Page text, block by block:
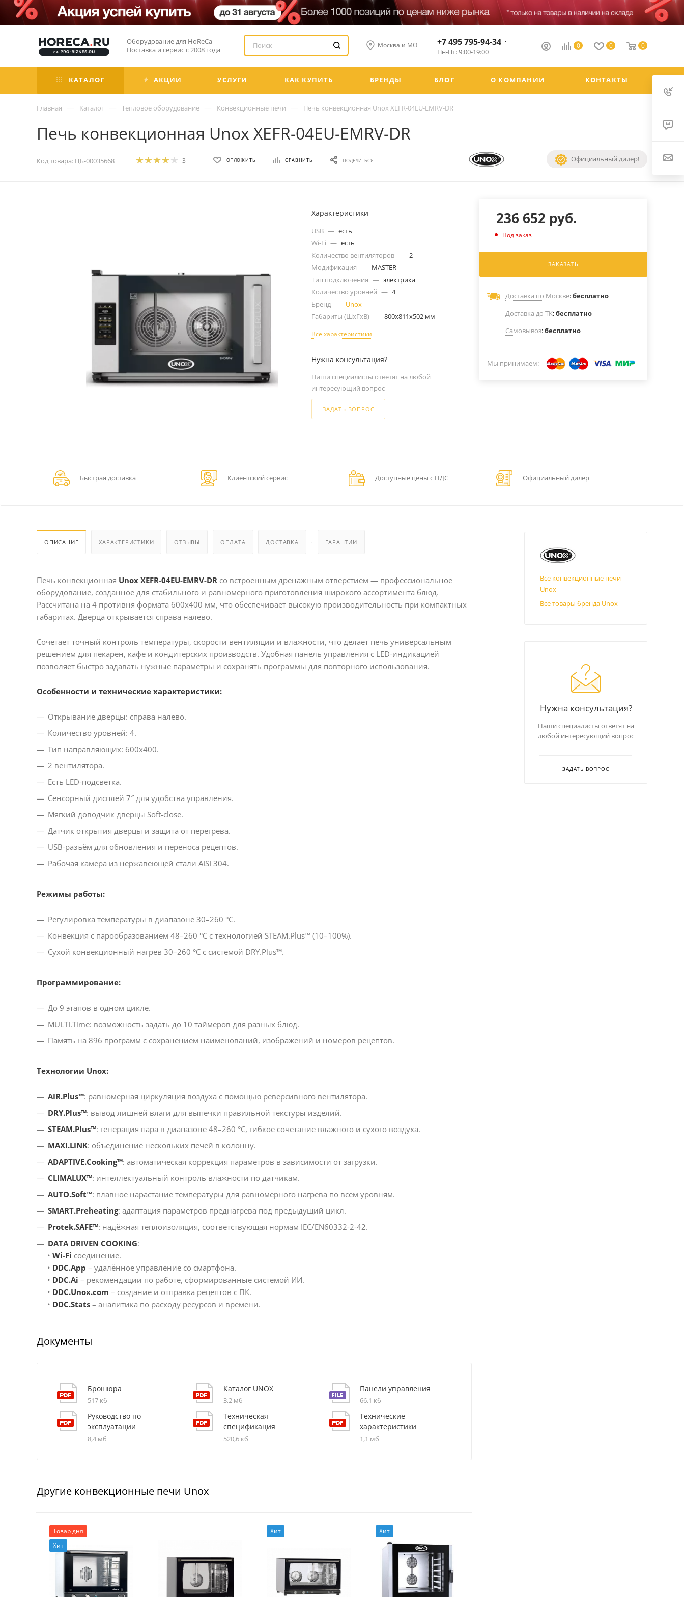
Оборудование для HoReCa
Поставка и сервис с 2008 года
Москва и МО 0 0 0
+7 495 795-94-34
Пн-Пт: 9:00-19:00
КАТАЛОГ АКЦИИ УСЛУГИ КАК КУПИТЬ БРЕНДЫ БЛОГ О КОМПАНИИ КОНТАКТЫ
Главная — Каталог — Тепловое оборудование — Конвекционные печи — Печь конвекционная Unox XEFR-04EU-EMRV-DR
Печь конвекционная Unox XEFR-04EU-EMRV-DR
Код товара: ЦБ-00035668 3 ОТЛОЖИТЬ СРАВНИТЬ ПОДЕЛИТЬСЯ Официальный дилер!
Характеристики
USB — есть
Wi-Fi — есть
Количество вентиляторов — 2
Модификация — MASTER
Тип подключения — электрика
Количество уровней — 4
Бренд — Unox
Габариты (ШxГxВ) — 800x811x502 мм
Все характеристики
Нужна консультация?
Наши специалисты ответят на любой
интересующий вопрос
ЗАДАТЬ ВОПРОС
236 652 руб.
Под заказ
ЗАКАЗАТЬ
Доставка по Москве:бесплатно
Доставка до ТК:бесплатно
Самовывоз:бесплатно
Мы принимаем:
Быстрая доставка Клиентский сервис Доступные цены с НДС Официальный дилер
ОПИСАНИЕ ХАРАКТЕРИСТИКИ ОТЗЫВЫ ОПЛАТА ДОСТАВКА ГАРАНТИИ
Печь конвекционная Unox XEFR-04EU-EMRV-DR со встроенным дренажным отверстием — профессиональное
оборудование, созданное для стабильного и равномерного приготовления широкого ассортимента блюд.
Рассчитана на 4 противня формата 600х400 мм, что обеспечивает высокую производительность при компактных
габаритах. Дверца открывается справа налево.
Сочетает точный контроль температуры, скорости вентиляции и влажности, что делает печь универсальным
решением для пекарен, кафе и кондитерских производств. Удобная панель управления с LED-индикацией
позволяет быстро задавать нужные параметры и сохранять программы для повторного использования.
Особенности и технические характеристики:
Открывание дверцы: справа налево.
Количество уровней: 4.
Тип направляющих: 600х400.
2 вентилятора.
Есть LED-подсветка.
Сенсорный дисплей 7″ для удобства управления.
Мягкий доводчик дверцы Soft-close.
Датчик открытия дверцы и защита от перегрева.
USB-разъём для обновления и переноса рецептов.
Рабочая камера из нержавеющей стали AISI 304.
Режимы работы:
Регулировка температуры в диапазоне 30–260 °C.
Конвекция с парообразованием 48–260 °C с технологией STEAM.Plus™ (10–100%).
Сухой конвекционный нагрев 30–260 °C с системой DRY.Plus™.
Программирование:
До 9 этапов в одном цикле.
MULTI.Time: возможность задать до 10 таймеров для разных блюд.
Память на 896 программ с сохранением наименований, изображений и номеров рецептов.
Технологии Unox:
AIR.Plus™: равномерная циркуляция воздуха с помощью реверсивного вентилятора.
DRY.Plus™: вывод лишней влаги для выпечки правильной текстуры изделий.
STEAM.Plus™: генерация пара в диапазоне 48–260 °C, гибкое сочетание влажного и сухого воздуха.
MAXI.LINK: объединение нескольких печей в колонну.
ADAPTIVE.Cooking™: автоматическая коррекция параметров в зависимости от загрузки.
CLIMALUX™: интеллектуальный контроль влажности по датчикам.
AUTO.Soft™: плавное нарастание температуры для равномерного нагрева по всем уровням.
SMART.Preheating: адаптация параметров преднагрева под предыдущий цикл.
Protek.SAFE™: надёжная теплоизоляция, соответствующая нормам IEC/EN60332-2-42.
DATA DRIVEN COOKING:
• Wi-Fi соединение.
• DDC.App – удалённое управление со смартфона.
• DDC.Ai – рекомендации по работе, сформированные системой ИИ.
• DDC.Unox.com – создание и отправка рецептов с ПК.
• DDC.Stats – аналитика по расходу ресурсов и времени.
Документы
Брошюра
517 кб
Каталог UNOX
3,2 мб
Панели управления
66,1 кб
Руководство по
эксплуатации
8,4 мб
Техническая
спецификация
520,6 кб
Технические
характеристики
1,1 мб
Другие конвекционные печи Unox
Товар дня
Хит
Хит Хит
Все конвекционные печи
Unox
Все товары бренда Unox
Нужна консультация?
Наши специалисты ответят на
любой интересующий вопрос
ЗАДАТЬ ВОПРОС